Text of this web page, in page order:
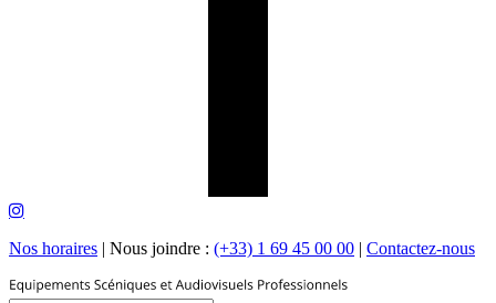
Nos horaires | Nous joindre : (+33) 1 69 45 00 00 | Contactez-nous